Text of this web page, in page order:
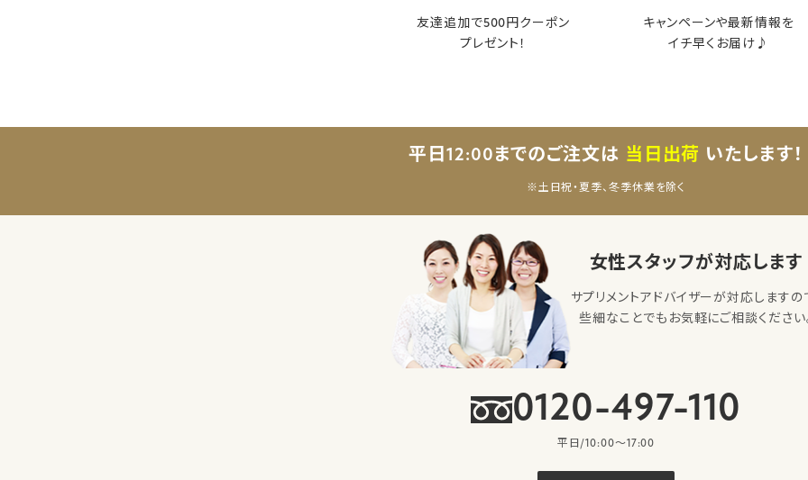
友達追加で500円クーポン
プレゼント！
キャンペーンや最新情報を
イチ早くお届け♪
平日12:00までのご注文は 当日出荷 いたします！
※土日祝・夏季、冬季休業を除く
女性スタッフが対応します
サプリメントアドバイザーが対応しますの
些細なことでもお気軽にご相談ください
0120-497-110
平日/10:00〜17:00